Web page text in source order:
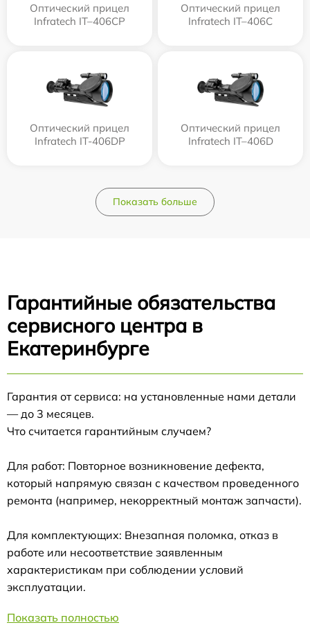
Оптический прицел
Infratech IT–406СP
Оптический прицел
Infratech IT–406С
Оптический прицел
Infratech IT-406DP
Оптический прицел
Infratech IT–406D
Показать больше
Гарантийные обязательства
сервисного центра в
Екатеринбурге
Гарантия от сервиса: на установленные нами детали
— до 3 месяцев.
Что считается гарантийным случаем?
Для работ: Повторное возникновение дефекта,
который напрямую связан с качеством проведенного
ремонта (например, некорректный монтаж запчасти).
Для комплектующих: Внезапная поломка, отказ в
работе или несоответствие заявленным
характеристикам при соблюдении условий
эксплуатации.
Показать полностью